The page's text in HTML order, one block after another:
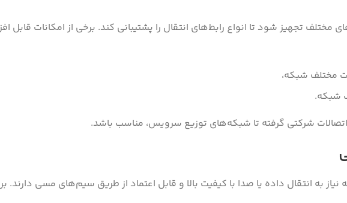
شبکه.